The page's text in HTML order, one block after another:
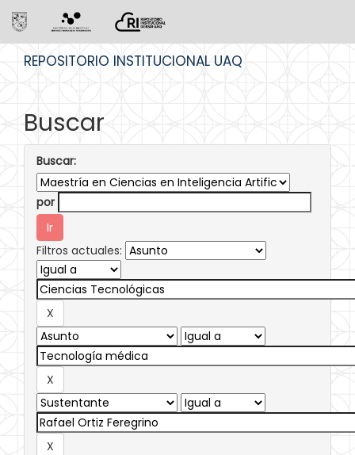
REPOSITORIO INSTITUCIONAL UAQ
Buscar
Buscar:
por
Filtros actuales: